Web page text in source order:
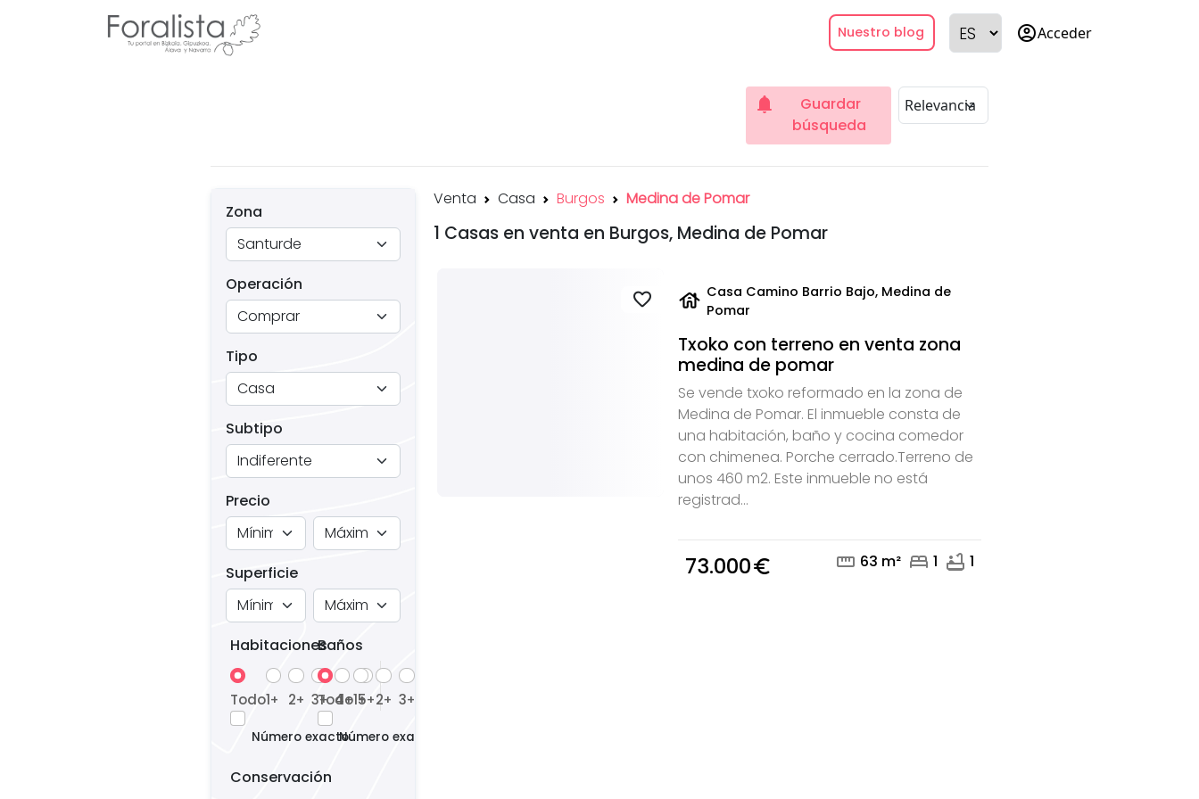
Nuestro blog account_circleAcceder
notifications
Guardar
búsqueda
Zona
Operación
Tipo
Subtipo
Precio
Superficie
Habitaciones
Todo1+ 2+ 3+ 4+ 5+
Número exacto
Baños
Todo1+ 2+ 3+
Número exacto
Conservación
Venta Casa Burgos Medina de Pomar
1 Casas en venta en Burgos, Medina de Pomar
favorite
mail
house Casa Camino Barrio Bajo, Medina de
Pomar
Txoko con terreno en venta zona
medina de pomar
Se vende txoko reformado en la zona de
Medina de Pomar. El inmueble consta de
una habitación, baño y cocina comedor
con chimenea. Porche cerrado.Terreno de
unos 460 m2. Este inmueble no está
registrad...
73.000euro_symbol straighten 63 m² bed 1 bathtub 1